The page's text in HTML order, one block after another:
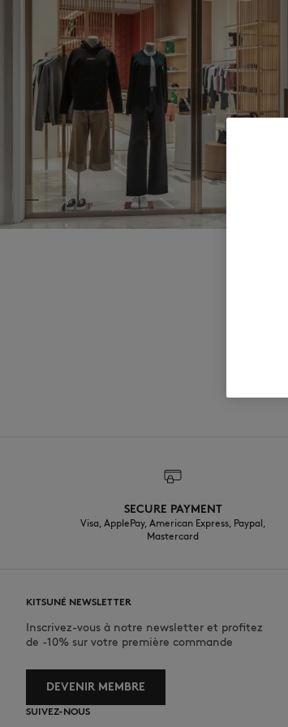
SECURE PAYMENT
Visa, ApplePay, American Express, Paypal,
Mastercard
KITSUNÉ NEWSLETTER
Inscrivez-vous à notre newsletter et profitez
de -10% sur votre première commande
DEVENIR MEMBRE
SUIVEZ-NOUS